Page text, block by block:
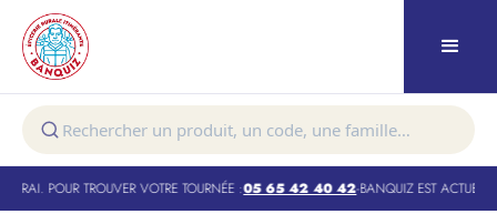
POUR TROUVER VOTRE TOURNÉE : 05 65 42 40 42-BANQUIZ EST